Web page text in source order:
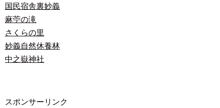
国民宿舎裏妙義
麻苧の滝
さくらの里
妙義自然休養林
中之嶽神社
スポンサーリンク